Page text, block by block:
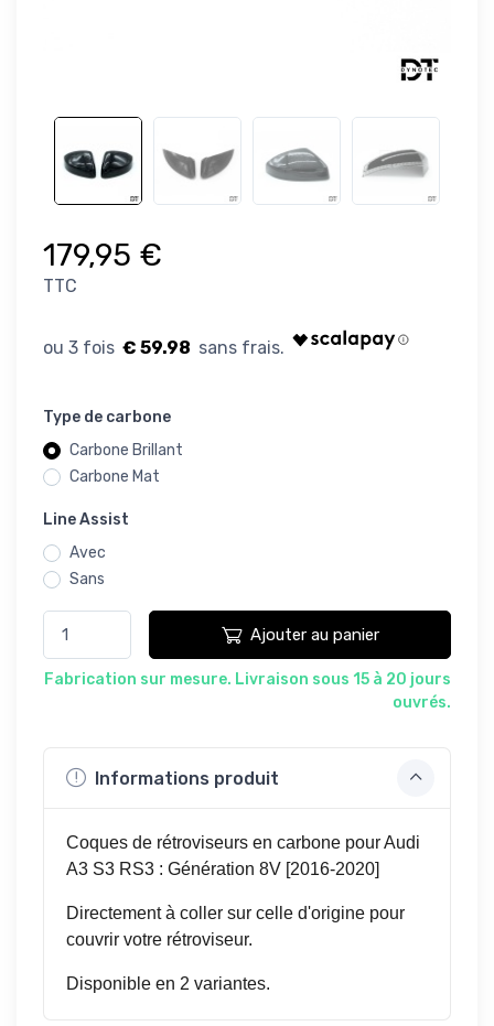
179,95 €
TTC
€ 59.98
Type de carbone
Carbone Brillant
Carbone Mat
Line Assist
Avec
Sans
Ajouter au panier
Fabrication sur mesure. Livraison sous 15 à 20 jours
ouvrés.
Informations produit
Coques de rétroviseurs en carbone pour Audi
A3 S3 RS3 : Génération 8V [2016-2020]
Directement à coller sur celle d'origine pour
couvrir votre rétroviseur.
Disponible en 2 variantes.